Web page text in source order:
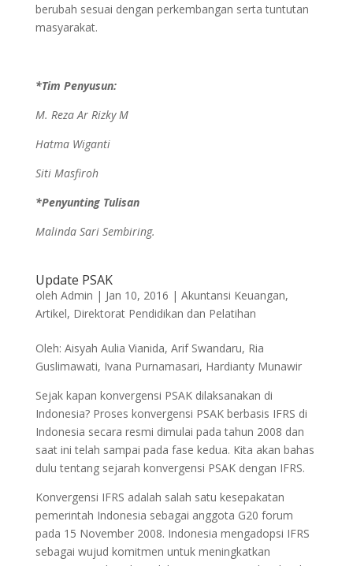
berubah sesuai dengan perkembangan serta tuntutan
masyarakat.
*Tim Penyusun:
M. Reza Ar Rizky M
Hatma Wiganti
Siti Masfiroh
*Penyunting Tulisan
Malinda Sari Sembiring.
Update PSAK
oleh Admin | Jan 10, 2016 | Akuntansi Keuangan,
Artikel, Direktorat Pendidikan dan Pelatihan
Oleh: Aisyah Aulia Vianida, Arif Swandaru, Ria
Guslimawati, Ivana Purnamasari, Hardianty Munawir
Sejak kapan konvergensi PSAK dilaksanakan di
Indonesia? Proses konvergensi PSAK berbasis IFRS di
Indonesia secara resmi dimulai pada tahun 2008 dan
saat ini telah sampai pada fase kedua. Kita akan bahas
dulu tentang sejarah konvergensi PSAK dengan IFRS.
Konvergensi IFRS adalah salah satu kesepakatan
pemerintah Indonesia sebagai anggota G20 forum
pada 15 November 2008. Indonesia mengadopsi IFRS
sebagai wujud komitmen untuk meningkatkan